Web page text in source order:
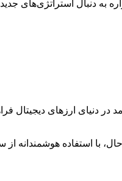
ارزهای دیجیتال
با استفاده هوشمندانه